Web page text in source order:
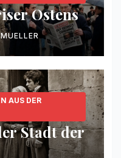
Ostens
AUS DER
Stadt der